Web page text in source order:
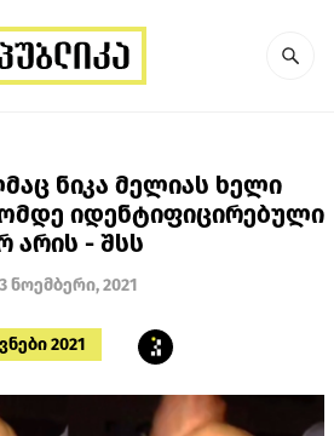
ნიკა მელიას ხელი
იდენტიფიცირებული
არის - შსს
ნოემბერი, 2021
2021